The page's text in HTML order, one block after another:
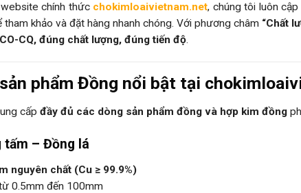
chính thức chokimloaivietnam.net, chúng tôi luôn
tham khảo và đặt hàng nhanh chóng. Với phương châm “Chất
CQ, đúng chất lượng, đúng tiến độ.
phẩm Đồng nổi bật tại
cấp đầy đủ các dòng sản phẩm đồng và hợp kim đồng
tấm – Đồng lá
nguyên chất (Cu ≥ 99.9%)
0.5mm đến 100mm